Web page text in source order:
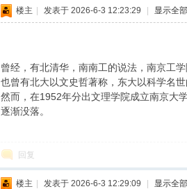
楼主 发表于 2026-6-3 12:23:29 显示全
曾经，有北清华，南南工的说法，南京工学
也曾有北大以文史哲著称，东大以科学名世
然而，在1952年分出文理学院成立南京大
逐渐没落。
回复
楼主 发表于 2026-6-3 12:29:09 显示全